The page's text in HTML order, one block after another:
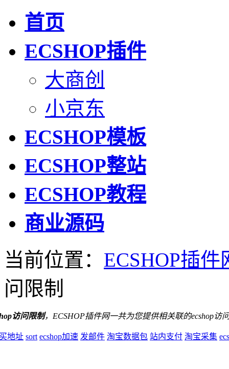
首页
ECSHOP插件
大商创
小京东
ECSHOP模板
ECSHOP整站
ECSHOP教程
商业源码
当前位置： ECSHOP插件
问限制
访问限制，ECSHOP插件网一共为您提供相关联的ecshop访
地址 sort ecshop加速 发邮件 淘宝数据包 站内支付 淘宝采集